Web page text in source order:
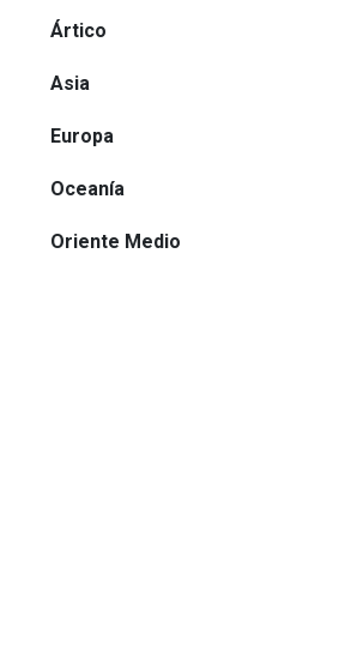
Ártico
Asia
Europa
Oceanía
Oriente Medio